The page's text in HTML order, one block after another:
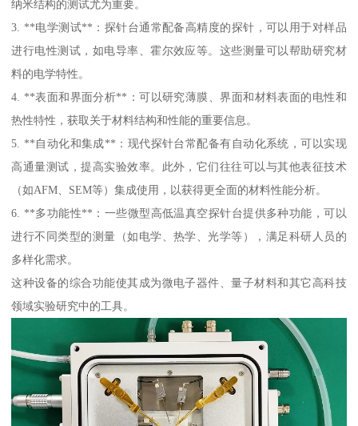
纳米结构的测试尤为重要。
3. **电学测试**：探针台通常配备高精度的探针，可以用于对样品
进行电性测试，如电导率、霍尔效应等。这些测量可以帮助研究材
料的电学特性。
4. **表面和界面分析**：可以研究薄膜、界面和材料表面的电性和
热性特性，获取关于材料结构和性能的重要信息。
5. **自动化和集成**：现代探针台常配备有自动化系统，可以实现
高通量测试，提高实验效率。此外，它们往往可以与其他表征技术
（如AFM、SEM等）集成使用，以获得更全面的材料性能分析。
6. **多功能性**：一些微型高低温真空探针台提供多种功能，可以
进行不同类型的测量（如电学、热学、光学等），满足科研人员的
多样化需求。
这种设备的综合功能使其成为微电子器件、量子材料和其它高科技
领域实验研究中的工具。